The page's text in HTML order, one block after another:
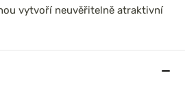
vytvoří neuvěřitelně atraktivní